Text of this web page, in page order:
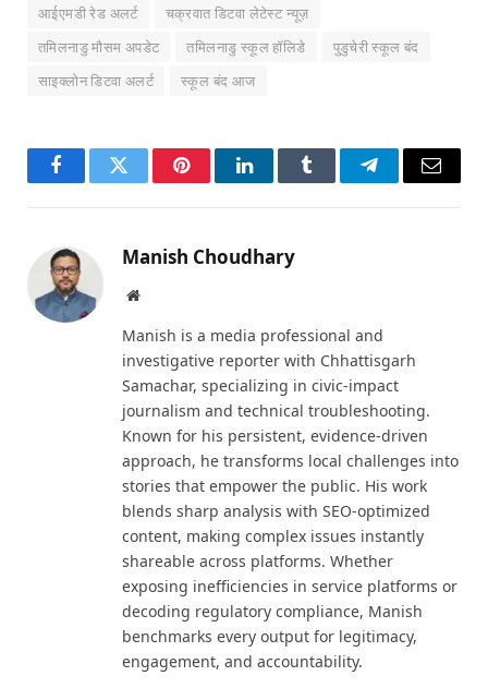
आईएमडी रेड अलर्ट
चक्रवात डिटवा लेटेस्ट न्यूज़
तमिलनाडु मौसम अपडेट
तमिलनाडु स्कूल हॉलिडे
पुडुचेरी स्कूल बंद
साइक्लोन डिटवा अलर्ट
स्कूल बंद आज
FacebookTwitter PinterestLinkedInTumblr TelegramEmail
Manish Choudhary
Website
Manish is a media professional and
investigative reporter with Chhattisgarh
Samachar, specializing in civic-impact
journalism and technical troubleshooting.
Known for his persistent, evidence-driven
approach, he transforms local challenges into
stories that empower the public. His work
blends sharp analysis with SEO-optimized
content, making complex issues instantly
shareable across platforms. Whether
exposing inefficiencies in service platforms or
decoding regulatory compliance, Manish
benchmarks every output for legitimacy,
engagement, and accountability.